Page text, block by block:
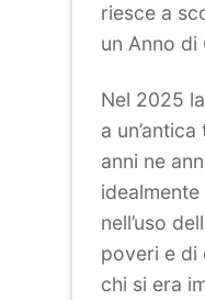
riesce a
un Anno di
Nel 2025
a
anni ne
nell’uso
poveri e di
chi si era